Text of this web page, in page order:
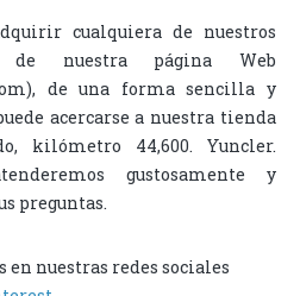
cualquiera de nuestros
de nuestra página Web
de una forma sencilla y
acercarse a nuestra tienda
kilómetro 44,600. Yuncler.
gustosamente y
preguntas.
en nuestras redes sociales